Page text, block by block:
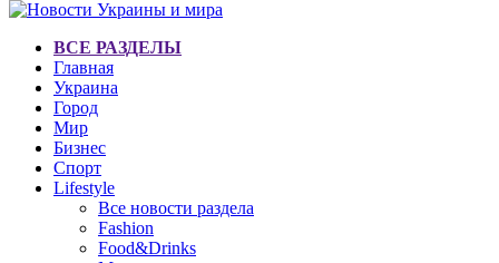
ВСЕ РАЗДЕЛЫ
Главная
Украина
Город
Мир
Бизнес
Спорт
Lifestyle
Все новости раздела
Fashion
Food&Drinks